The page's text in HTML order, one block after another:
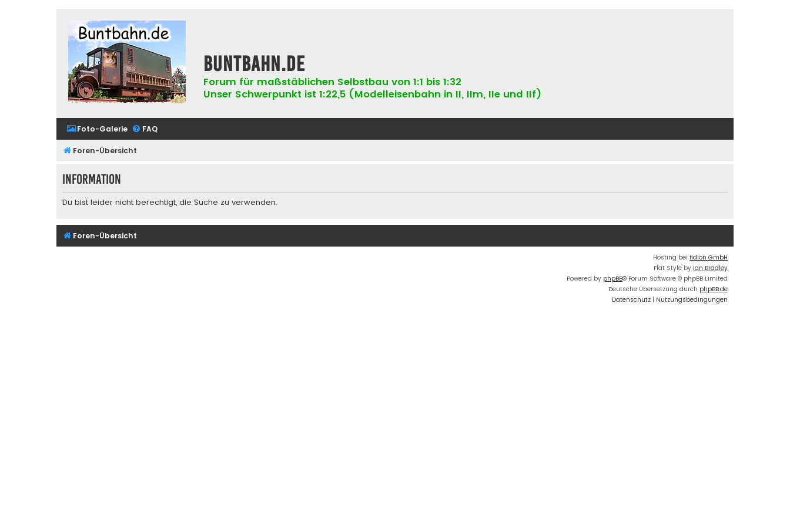
buntbahn.de
Forum für maßstäblichen Selbstbau von 1:1 bis 1:32
Unser Schwerpunkt ist 1:22,5 (Modelleisenbahn in II, IIm, IIe und IIf)
Foto-Galerie FAQ
Foren-Übersicht
Information
Du bist leider nicht berechtigt, die Suche zu verwenden.
Foren-Übersicht
Hosting bei fidion GmbH
Flat Style by Ian Bradley
Powered by phpBB® Forum Software © phpBB Limited
Deutsche Übersetzung durch phpBB.de
Datenschutz | Nutzungsbedingungen